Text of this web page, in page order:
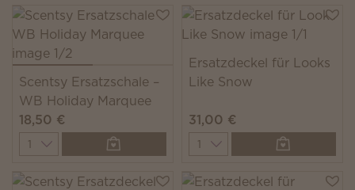
Scentsy Ersatzschale –
WB Holiday Marquee
18,50 €
Quantity
Ersatzdeckel für Looks
Like Snow
31,00 €
Quantity